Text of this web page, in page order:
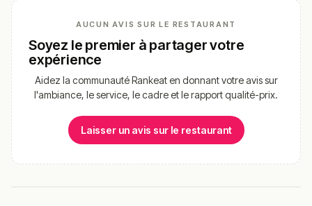
AUCUN AVIS SUR LE RESTAURANT
Soyez le premier à partager votre
expérience
Aidez la communauté Rankeat en donnant votre avis sur
l'ambiance, le service, le cadre et le rapport qualité-prix.
Laisser un avis sur le restaurant